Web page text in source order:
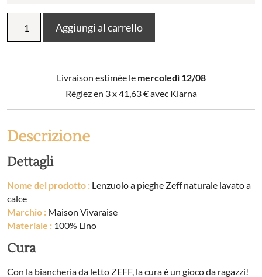
pieghe
Aggiungi al carrello
Livraison estimée le mercoledì 12/08
Réglez en 3 x41,63€avec Klarna
Descrizione
Dettagli
Nome del prodotto : Lenzuolo a pieghe Zeff naturale lavato a
calce
Marchio : Maison Vivaraise
Materiale : 100% Lino
Cura
Con la biancheria da letto ZEFF, la cura è un gioco da ragazzi!